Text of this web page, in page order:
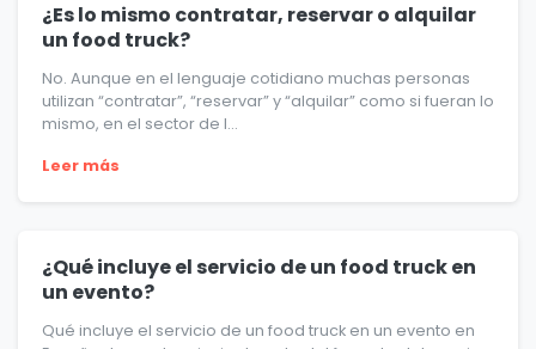
¿Es lo mismo contratar, reservar o alquilar
un food truck?
No. Aunque en el lenguaje cotidiano muchas personas
utilizan “contratar”, “reservar” y “alquilar” como si fueran lo
mismo, en el sector de l...
Leer más
¿Qué incluye el servicio de un food truck en
un evento?
Qué incluye el servicio de un food truck en un evento en